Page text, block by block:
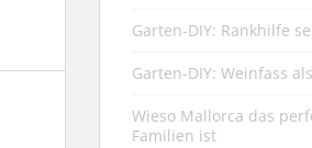
Garten-DIY: Rankhilfe
Garten-DIY: Weinfass
Wieso Mallorca das
Familien ist